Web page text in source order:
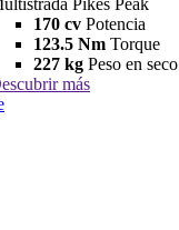
170 cv Potencia
123.5 Nm Torque
227 kg Peso en seco
más